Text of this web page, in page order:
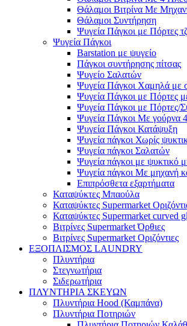
Θάλαμοι Βιτρίνα Με
Θάλαμοι Συντήρηση
Ψυγεία Πάγκοι με Πόρτες
Ψυγεία Πάγκοι
Barstation με ψυγείο
Πάγκοι συντήρησης πίτσας
Ψυγείο Σαλατών
Ψυγεία Πάγκοι Χαμηλά με
Ψυγεία Πάγκοι με Πόρτες
Ψυγεία Πάγκοι με Πόρτες/
Ψυγεία Πάγκοι Με γούρνα
Ψυγεία Πάγκοι Κατάψυξη
Ψυγεία πάγκοι Χωρίς
Ψυγεία πάγκοι Σαλατών
Ψυγεία πάγκοι με ψυκτικό
Ψυγεία πάγκοι Με μηχανή
Επιπρόσθετα εξαρτήματα
Καταψύκτες Μπαούλα
Καταψύκτες Supermarket
Καταψύκτες Supermarket curved
Βιτρίνες Supermarket Όρθιες
Βιτρίνες Supermarket Οριζόντιες
ΕΞΟΠΛΙΣΜΟΣ LAUNDRY
Πλυντήρια
Στεγνωτήρια
Σιδερωτήρια
ΠΛΥΝΤΗΡΙΑ ΣΚΕΥΩΝ
Πλυντήρια Hood (Καμπάνα)
Πλυντήρια Ποτηριών